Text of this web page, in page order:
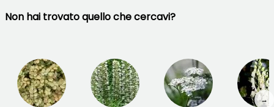
Non hai trovato quello che cercavi?
→